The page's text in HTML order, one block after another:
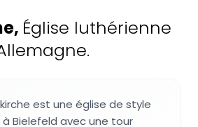
, Église luthérienne
est une église de style
Bielefeld avec une tour